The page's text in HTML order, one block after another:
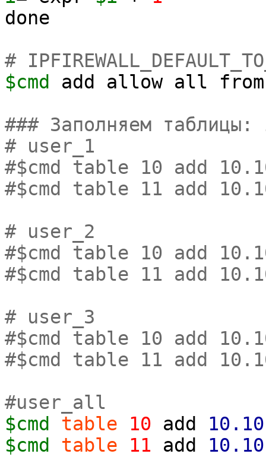
done
#
$cmd
add allow all
### Заполняем
# user_1
#$cmd table 10 add
#$cmd table 11 add
# user_2
#$cmd table 10 add
#$cmd table 11 add
# user_3
#$cmd table 10 add
#$cmd table 11 add
#user_all
$cmd
table 10 add
$cmd
table 11 add